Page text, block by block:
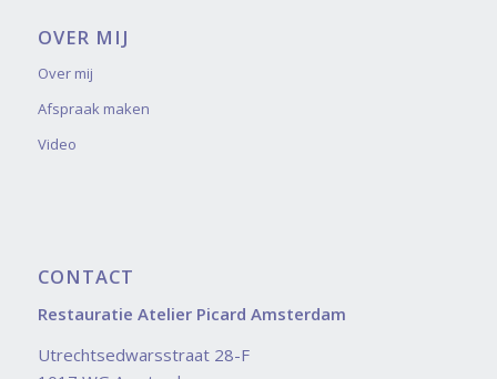
OVER MIJ
Over mij
Afspraak maken
Video
CONTACT
Restauratie Atelier Picard Amsterdam
Utrechtsedwarsstraat 28-F